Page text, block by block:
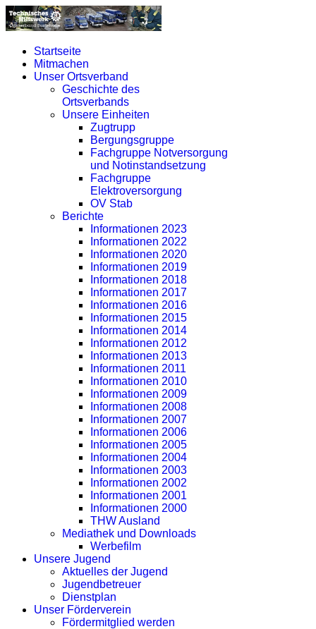
Startseite
Mitmachen
Unser Ortsverband
Geschichte des
Ortsverbands
Unsere Einheiten
Zugtrupp
Bergungsgruppe
Fachgruppe Notversorgung
und Notinstandsetzung
Fachgruppe
Elektroversorgung
OV Stab
Berichte
Informationen 2023
Informationen 2022
Informationen 2020
Informationen 2019
Informationen 2018
Informationen 2017
Informationen 2016
Informationen 2015
Informationen 2014
Informationen 2012
Informationen 2013
Informationen 2011
Informationen 2010
Informationen 2009
Informationen 2008
Informationen 2007
Informationen 2006
Informationen 2005
Informationen 2004
Informationen 2003
Informationen 2002
Informationen 2001
Informationen 2000
THW Ausland
Mediathek und Downloads
Werbefilm
Unsere Jugend
Aktuelles der Jugend
Jugendbetreuer
Dienstplan
Unser Förderverein
Fördermitglied werden